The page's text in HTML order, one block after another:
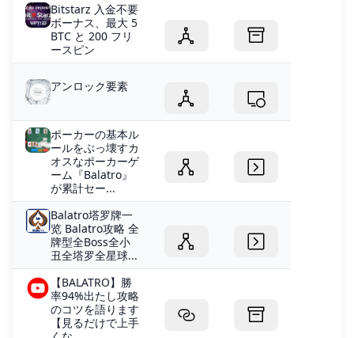
Bitstarz 入金不要
ボーナス、最大 5
BTC と 200 フリ
ースピン
アンロック要素
ポーカーの基本ル
ールをぶっ壊すカ
オスなポーカーゲ
ーム『Balatro』
が累計セー...
Balatro塔罗牌一
览 Balatro攻略 全
牌型全Boss全小
丑全塔罗全星球...
【BALATRO】勝
率94%出たし攻略
のコツを語ります
【見るだけで上手